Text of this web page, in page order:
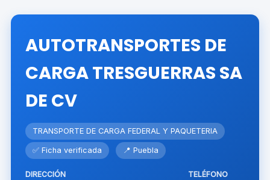
AUTOTRANSPORTES DE
CARGA TRESGUERRAS SA
DE CV
TRANSPORTE DE CARGA FEDERAL Y PAQUETERIA
✅ Ficha verificada 📍 Puebla
DIRECCIÓN TELÉFONO